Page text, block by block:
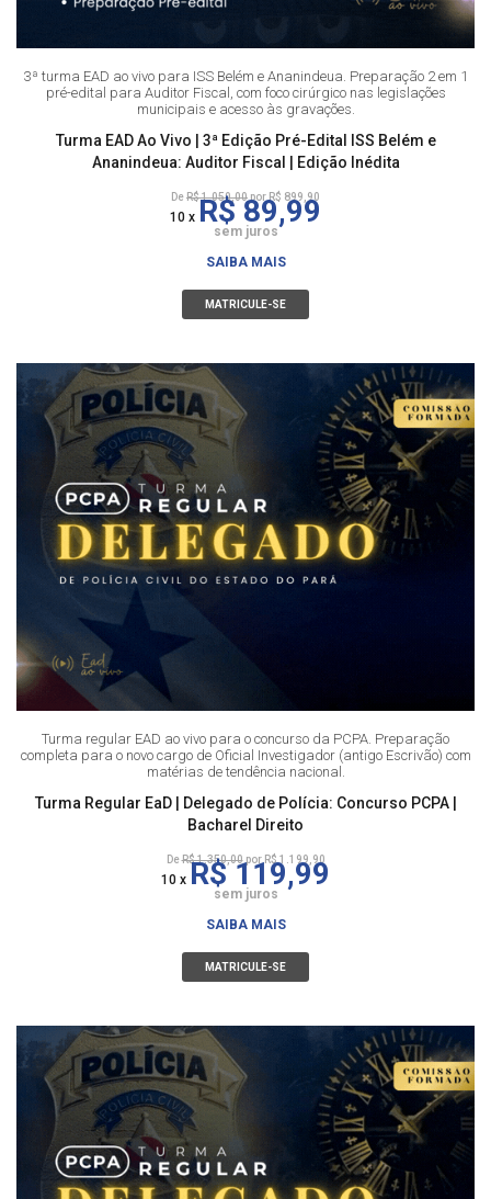
3ª turma EAD ao vivo para ISS Belém e Ananindeua. Preparação 2 em 1
pré-edital para Auditor Fiscal, com foco cirúrgico nas legislações
municipais e acesso às gravações.
Turma EAD Ao Vivo | 3ª Edição Pré-Edital ISS Belém e
Ananindeua: Auditor Fiscal | Edição Inédita
DeR$ 1.050,00 por R$ 899,90
10 x R$ 89,99
sem juros
SAIBA MAIS
MATRICULE-SE
Turma regular EAD ao vivo para o concurso da PCPA. Preparação
completa para o novo cargo de Oficial Investigador (antigo Escrivão) com
matérias de tendência nacional.
Turma Regular EaD | Delegado de Polícia: Concurso PCPA |
Bacharel Direito
DeR$ 1.350,00por R$ 1.199,90
10 x R$ 119,99
sem juros
SAIBA MAIS
MATRICULE-SE